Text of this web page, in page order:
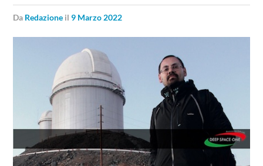
da Redazione il 9 Marzo 2022